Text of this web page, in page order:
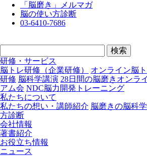
「脳磨き」メルマガ
脳の使い方診断
03-6410-7686
索:
研修・サービス
脳トレ研修（企業研修）
オンライン脳
研修 脳科学講演 28日間の脳磨きオンラ
アム会 NDC脳力開発トレーニング
私たちについて
私たちの想い・講師紹介 脳磨きの脳科
方診断
会社情報
著書紹介
お役立ち情報
ニュース